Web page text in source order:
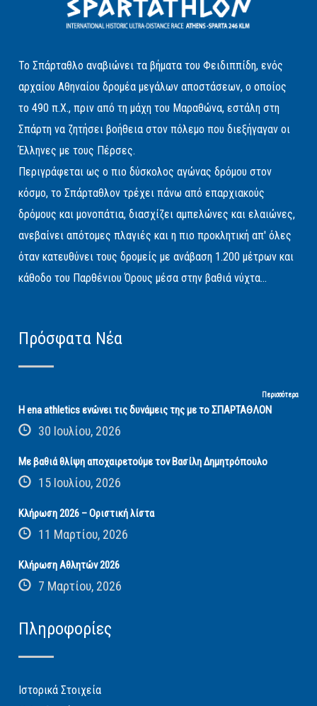
Το Σπάρταθλο αναβιώνει τα βήματα του Φειδιππίδη, ενός
αρχαίου Αθηναίου δρομέα μεγάλων αποστάσεων, ο οποίος
το 490 π.Χ., πριν από τη μάχη του Μαραθώνα, εστάλη στη
Σπάρτη να ζητήσει βοήθεια στον πόλεμο που διεξήγαγαν οι
Έλληνες με τους Πέρσες.
Περιγράφεται ως ο πιο δύσκολος αγώνας δρόμου στον
κόσμο, το Σπάρταθλον τρέχει πάνω από επαρχιακούς
δρόμους και μονοπάτια, διασχίζει αμπελώνες και ελαιώνες,
ανεβαίνει απότομες πλαγιές και η πιο προκλητική απ' όλες
όταν κατευθύνει τους δρομείς με ανάβαση 1.200 μέτρων και
κάθοδο του Παρθένιου Όρους μέσα στην βαθιά νύχτα...
Πρόσφατα Νέα
Περισσότερα
Η ena athletics ενώνει τις δυνάμεις της με το ΣΠΑΡΤΑΘΛΟΝ
30 Ιουλίου, 2026
Με βαθιά θλίψη αποχαιρετούμε τον Βασίλη Δημητρόπουλο
15 Ιουλίου, 2026
Κλήρωση 2026 – Οριστική λίστα
11 Μαρτίου, 2026
Κλήρωση Αθλητών 2026
7 Μαρτίου, 2026
Πληροφορίες
Ιστορικά Στοιχεία